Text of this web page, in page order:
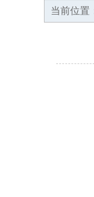
当前位置